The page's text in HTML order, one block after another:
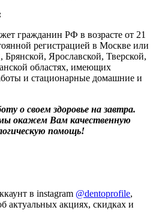
гражданин РФ в возрасте от 21
регистрацией в Москве или
Брянской, Ярославской, Тверской,
областях, имеющих
и стационарные домашние и
о своем здоровье на завтра.
окажем Вам качественную
помощь!
в instagram @dentoprofile,
актуальных акциях, скидках и